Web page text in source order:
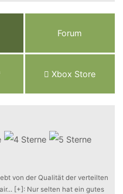
Forum
Xbox Store
von der Qualität der verteilten
... [+] : Nur selten hat ein gutes